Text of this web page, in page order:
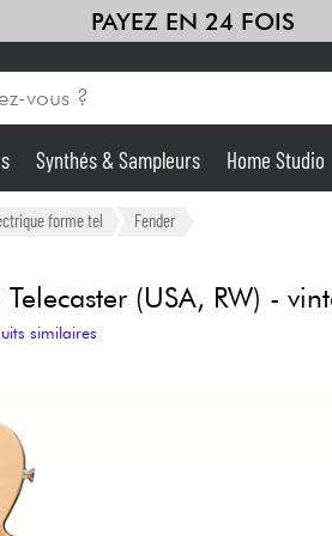
PAYEZ EN 24 FOIS
Amplis & Effets
Home Studio
Synthés & Sampleurs Home Studio
forme tel Fender
(USA, RW) -
similaires